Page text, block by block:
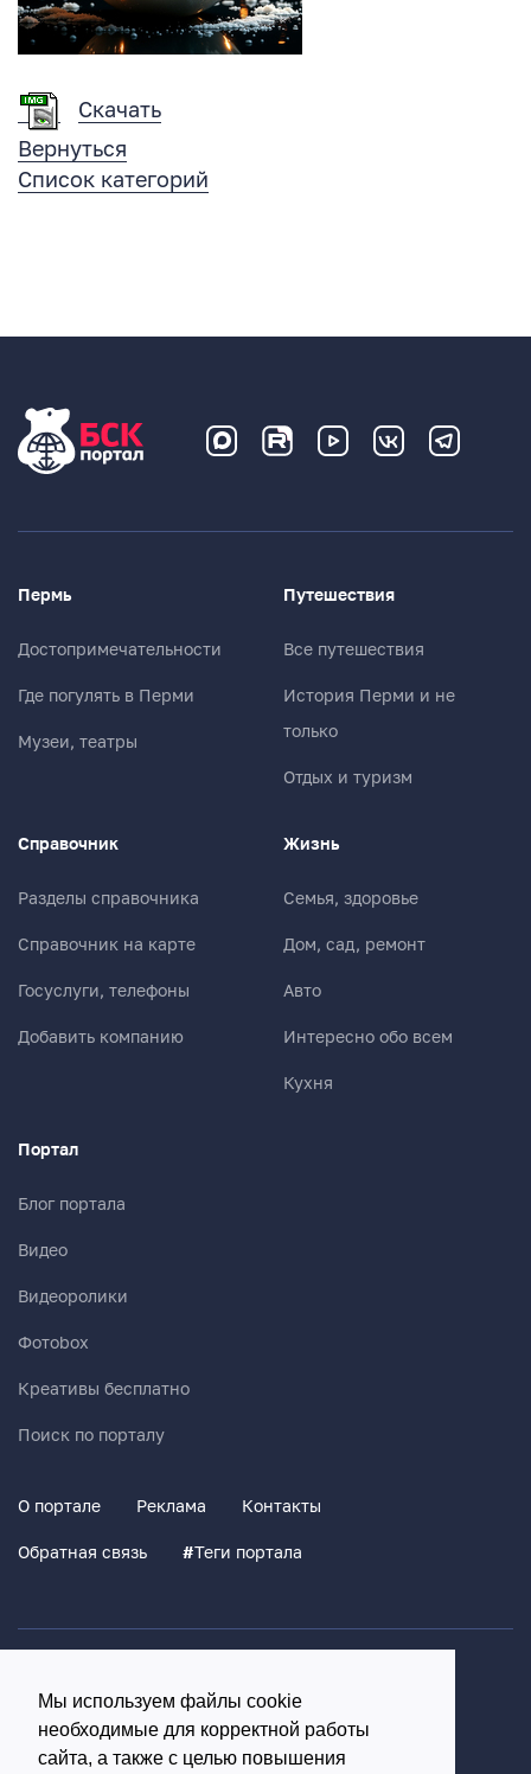
Мы используем файлы cookie
необходимые для корректной работы
сайта, а также с целью повышения
Скачать
Вернуться
Список категорий
Пермь
Достопримечательности
Где погулять в Перми
Музеи, театры
Путешествия
Все путешествия
История Перми и не
только
Отдых и туризм
Справочник
Разделы справочника
Справочник на карте
Госуслуги, телефоны
Добавить компанию
Жизнь
Семья, здоровье
Дом, сад, ремонт
Авто
Интересно обо всем
Кухня
Портал
Блог портала
Видео
Видеоролики
Фотоbox
Креативы бесплатно
Поиск по порталу
О портале Реклама Контакты
Обратная связь #Теги портала
Согласие на обработку персональных данных